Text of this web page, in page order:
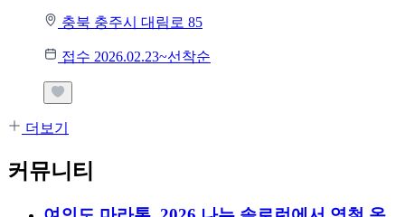
충북 충주시 대림로 85
접수 2026.02.23~선착순
더보기
커뮤니티